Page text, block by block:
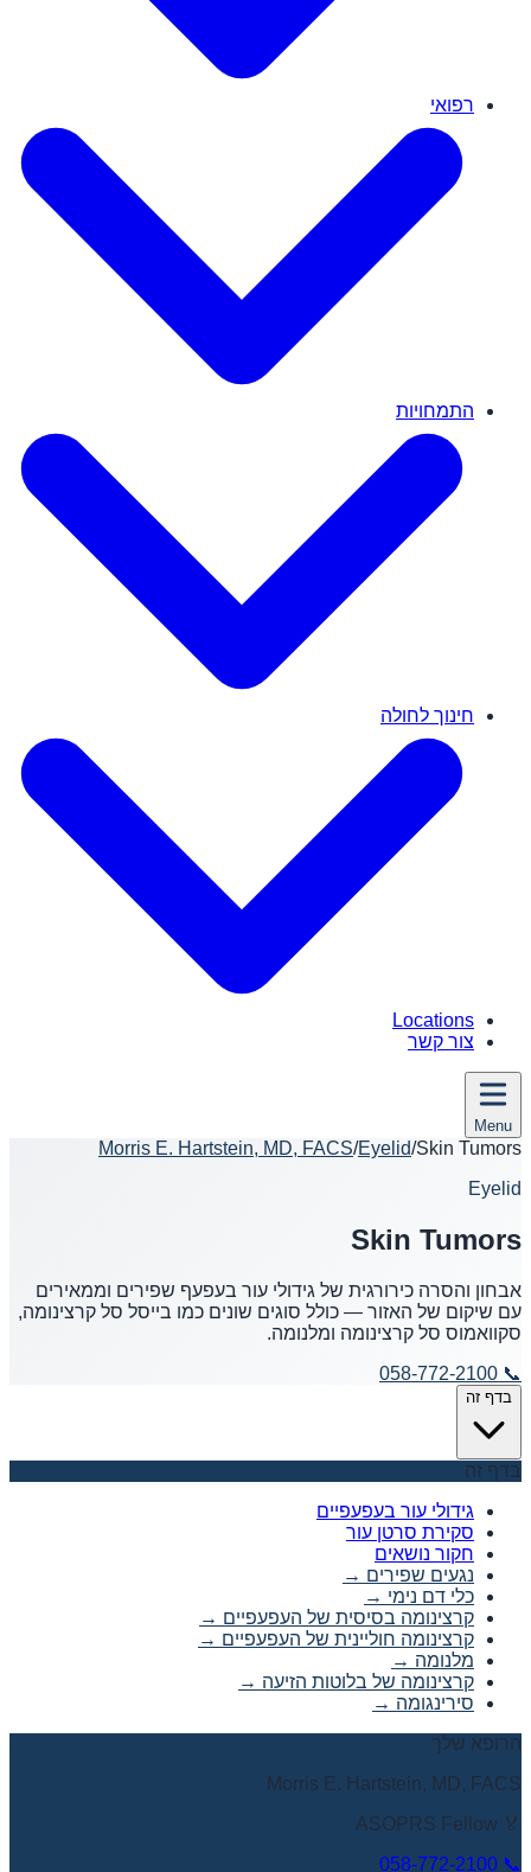
רפואי
התמחויות
חינוך לחולה
Locations
צור קשר
Menu
Morris E. Hartstein, MD, FACS/Eyelid/Skin Tumors
Eyelid
Skin Tumors
אבחון והסרה כירורגית של גידולי עור בעפעף שפירים וממאירים
עם שיקום של האזור — כולל סוגים שונים כמו בייסל סל קרצינומה,
סקוואמוס סל קרצינומה ומלנומה.
📞
058-772-2100
בדף זה
בדף זה
גידולי עור בעפעפיים
סקירת סרטן עור
חקור נושאים
נגעים שפירים →
כלי דם נימי →
קרצינומה בסיסית של העפעפיים →
קרצינומה חוליינית של העפעפיים →
מלנומה →
קרצינומה של בלוטות הזיעה →
סירינגומה →
הרופא שלך
Morris E. Hartstein, MD, FACS
🏅 ASOPRS Fellow
📞
058-772-2100